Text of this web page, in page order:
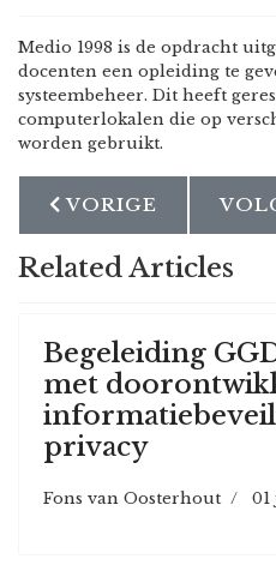
Medio 1998 is de opdracht
docenten een opleiding te
systeembeheer. Dit heeft
computerlokalen die op
worden gebruikt.
VORIG ARTIKEL:
VORIGE
Related Articles
Begeleiding
met
privacy
Fons van Oosterhout 01